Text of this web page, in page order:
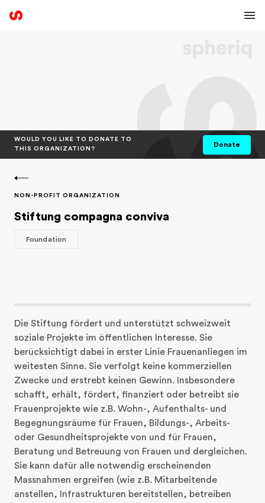
WOULD YOU LIKE TO DONATE TO
THIS ORGANIZATION?
Donate
NON-PROFIT ORGANIZATION
Stiftung compagna conviva
Foundation
Die Stiftung fördert und unterstützt schweizweit
soziale Projekte im öffentlichen Interesse. Sie
berücksichtigt dabei in erster Linie Frauenanliegen im
weitesten Sinne. Sie verfolgt keine kommerziellen
Zwecke und erstrebt keinen Gewinn. Insbesondere
schafft, erhält, fördert, finanziert oder betreibt sie
Frauenprojekte wie z.B. Wohn-, Aufenthalts- und
Begegnungsräume für Frauen, Bildungs-, Arbeits-
oder Gesundheitsprojekte von und für Frauen,
Beratung und Betreuung von Frauen und dergleichen.
Sie kann dafür alle notwendig erscheinenden
Massnahmen ergreifen (wie z.B. Mitarbeitende
anstellen, Infrastrukturen bereitstellen, betreiben